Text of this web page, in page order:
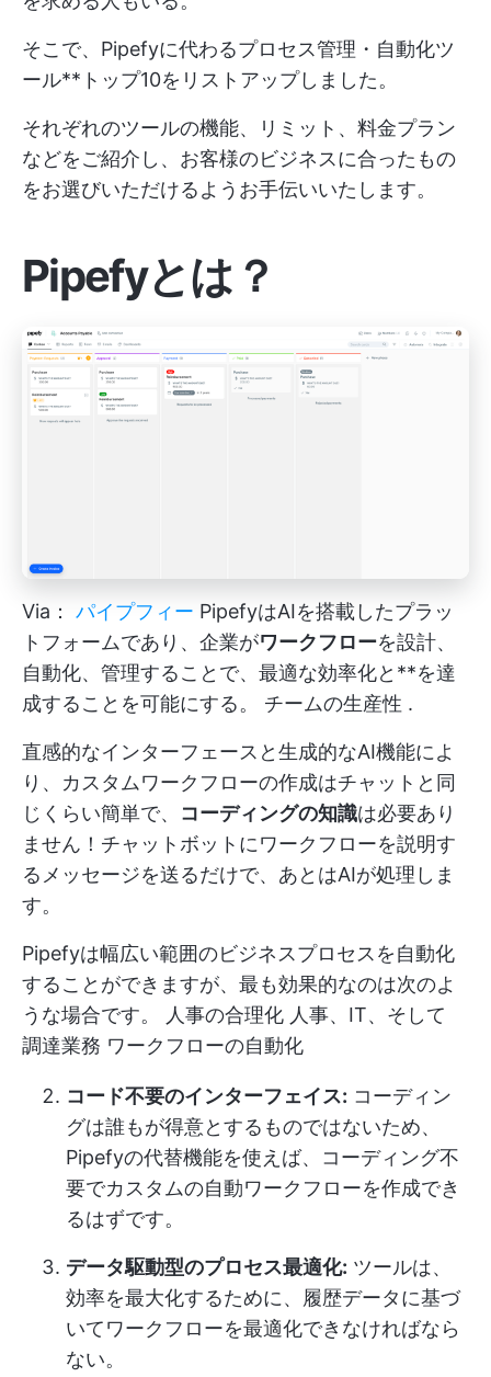
そこで、Pipefyに代わるプロセス管理・自動化ツ
ール**トップ10をリストアップしました。
それぞれのツールの機能、リミット、料金プラン
などをご紹介し、お客様のビジネスに合ったもの
をお選びいただけるようお手伝いいたします。
Pipefyとは？
Via： パイプフィー PipefyはAIを搭載したプラッ
トフォームであり、企業がワークフローを設計、
自動化、管理することで、最適な効率化と**を達
成することを可能にする。 チームの生産性 .
直感的なインターフェースと生成的なAI機能によ
り、カスタムワークフローの作成はチャットと同
じくらい簡単で、 コーディングの知識は必要あり
ません！チャットボットにワークフローを説明す
るメッセージを送るだけで、あとはAIが処理しま
す。
Pipefyは幅広い範囲のビジネスプロセスを自動化
することができますが、最も効果的なのは次のよ
うな場合です。
人事の合理化 人事、IT、そして
調達業務 ワークフローの自動化
コード不要のインターフェイス: コーディン
グは誰もが得意とするものではないため、
Pipefyの代替機能を使えば、コーディング不
要でカスタムの自動ワークフローを作成でき
るはずです。
データ駆動型のプロセス最適化: ツールは、
効率を最大化するために、履歴データに基づ
いてワークフローを最適化できなければなら
ない。